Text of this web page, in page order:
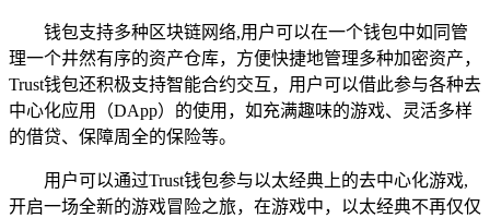
钱包支持多种区块链网络,用户可以在一个钱包中如同管
理一个井然有序的资产仓库，方便快捷地管理多种加密资产，
Trust钱包还积极支持智能合约交互，用户可以借此参与各种去
中心化应用（DApp）的使用，如充满趣味的游戏、灵活多样
的借贷、保障周全的保险等。
用户可以通过Trust钱包参与以太经典上的去中心化游戏,
开启一场全新的游戏冒险之旅，在游戏中，以太经典不再仅仅